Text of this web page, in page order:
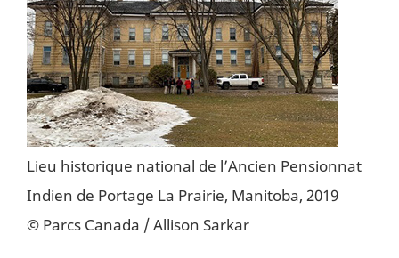
Lieu historique national de l’Ancien Pensionnat
Indien de Portage La Prairie, Manitoba, 2019
© Parcs Canada / Allison Sarkar